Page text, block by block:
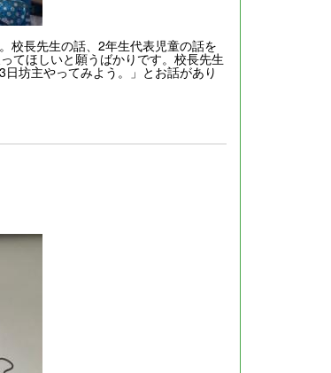
校長先生の話、2年生代表児童の話を
てほしいと願うばかりです。校長先生
坊主やってみよう。」とお話があり